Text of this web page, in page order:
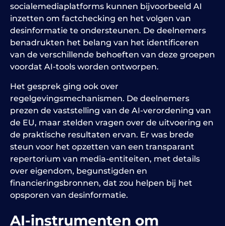
socialemediaplatforms kunnen bijvoorbeeld AI
inzetten om factchecking en het volgen van
desinformatie te ondersteunen. De deelnemers
benadrukten het belang van het identificeren
van de verschillende behoeften van deze groepen
voordat AI-tools worden ontworpen.
Het gesprek ging ook over
regelgevingsmechanismen. De deelnemers
prezen de vaststelling van de AI-verordening van
de EU, maar stelden vragen over de uitvoering en
de praktische resultaten ervan. Er was brede
steun voor het opzetten van een transparant
repertorium van media-entiteiten, met details
over eigendom, begunstigden en
financieringsbronnen, dat zou helpen bij het
opsporen van desinformatie.
AI-instrumenten om